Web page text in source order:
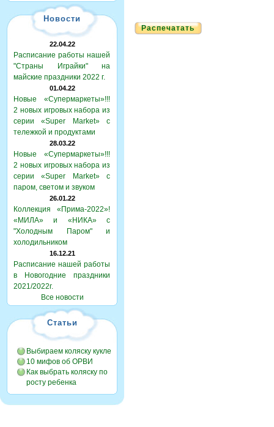
Новости
22.04.22
Расписание работы нашей
"Страны Играйки" на
майские праздники 2022 г.
01.04.22
Новые «Супермаркеты»!!!
2 новых игровых набора из
серии «Super Market» с
тележкой и продуктами
28.03.22
Новые «Супермаркеты»!!!
2 новых игровых набора из
серии «Super Market» с
паром, светом и звуком
26.01.22
Коллекция «Прима-2022»!
«МИЛА» и «НИКА» с
"Холодным Паром" и
холодильником
16.12.21
Расписание нашей работы
в Новогодние праздники
2021/2022г.
Все новости
Статьи
Выбираем коляску кукле
10 мифов об ОРВИ
Как выбрать коляску по
росту ребенка
Распечатать